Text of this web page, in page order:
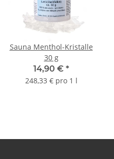
Sauna Menthol-Kristalle
30 g
14,90 € *
248,33 € pro 1 l